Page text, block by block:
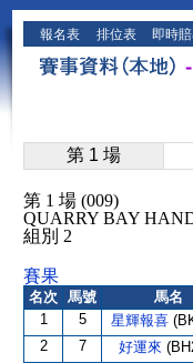
報名表 排位表 即時
第 1 場
第 1 場 (009)
QUARRY BAY
組別 2
賽果
名次 馬號 馬名
1
5 星輝報喜
2 7 好運來